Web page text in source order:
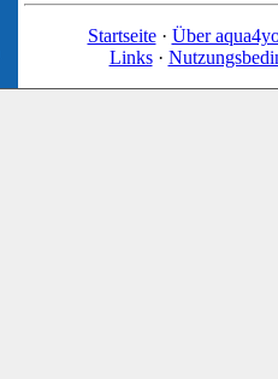
Startseite· Über
Links·